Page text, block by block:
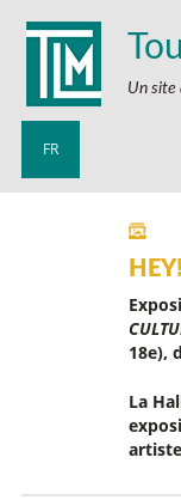
Un site
FR
18e),
La